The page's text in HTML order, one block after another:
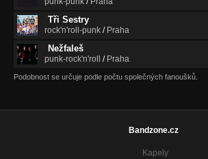
Tři Sestry
rock'n'roll-punk / Praha
Nežfaleš
punk-rock'n'roll / Praha
Podobnost se určuje podle počtu společných fanoušků.
Bandzone.cz
Kapely